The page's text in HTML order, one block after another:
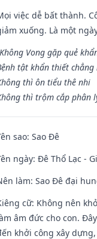
việc dễ bất thành.
xuống. Là một
Vong gặp quẻ
tật khẩn thiết
thì ôn tiểu thê nhi
thì trộm cắp phân
sao: Sao Đê
ngày: Đê Thổ Lạc -
làm: Sao Đê đại
cữ: Không nên
âm đức cho con.
khởi công xây